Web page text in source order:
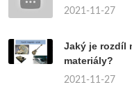
2021-11-27
Jaký je rozdíl
materiály?
2021-11-27